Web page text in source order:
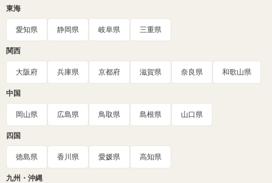
東海
愛知県 静岡県 岐阜県 三重県
関西
大阪府 兵庫県 京都府 滋賀県 奈良県 和歌山県
中国
岡山県 広島県 鳥取県 島根県 山口県
四国
徳島県 香川県 愛媛県 高知県
九州・沖縄